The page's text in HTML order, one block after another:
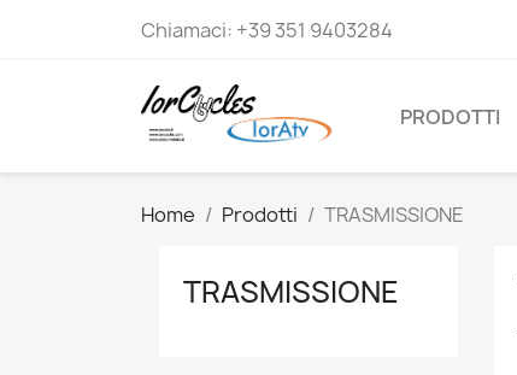
Chiamaci: +39 351 9403284
PRODOTTI
Home Prodotti TRASMISSIONE
TRASMISSIONE